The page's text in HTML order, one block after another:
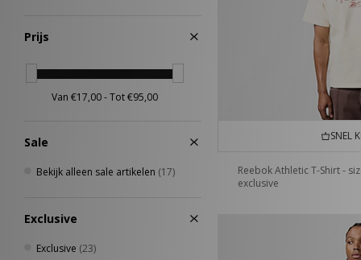
VISIT
Von Dutch
XLARGE(18)
Prijs
Sale
Bekijk alleen sale artikelen (17)
Exclusive
Exclusive (23)
SNEL
Reebok Athletic T-Shirt -
exclusive